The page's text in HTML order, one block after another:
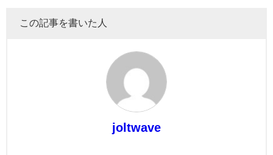
この記事を書いた人
joltwave